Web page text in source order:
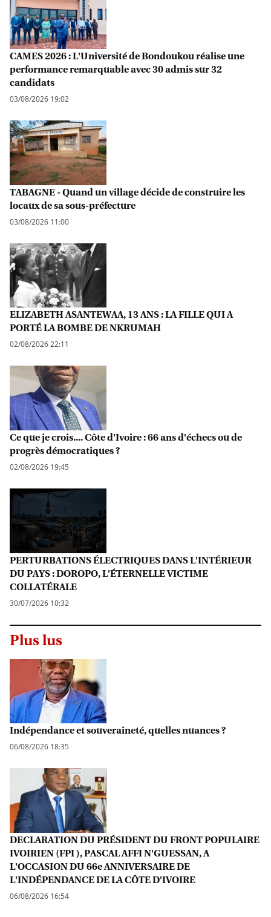
CAMES 2026 : L'Université de Bondoukou réalise une
performance remarquable avec 30 admis sur 32
candidats
03/08/2026 19:02
TABAGNE - Quand un village décide de construire les
locaux de sa sous-préfecture
03/08/2026 11:00
ELIZABETH ASANTEWAA, 13 ANS : LA FILLE QUI A
PORTÉ LA BOMBE DE NKRUMAH
02/08/2026 22:11
Ce que je crois.... Côte d'Ivoire : 66 ans d'échecs ou de
progrès démocratiques ?
02/08/2026 19:45
PERTURBATIONS ÉLECTRIQUES DANS L'INTÉRIEUR
DU PAYS : DOROPO, L'ÉTERNELLE VICTIME
COLLATÉRALE
30/07/2026 10:32
Plus lus
Indépendance et souveraineté, quelles nuances ?
06/08/2026 18:35
DECLARATION DU PRÉSIDENT DU FRONT POPULAIRE
IVOIRIEN (FPI ), PASCAL AFFI N'GUESSAN, A
L'OCCASION DU 66e ANNIVERSAIRE DE
L'INDÉPENDANCE DE LA CÔTE D'IVOIRE
06/08/2026 16:54